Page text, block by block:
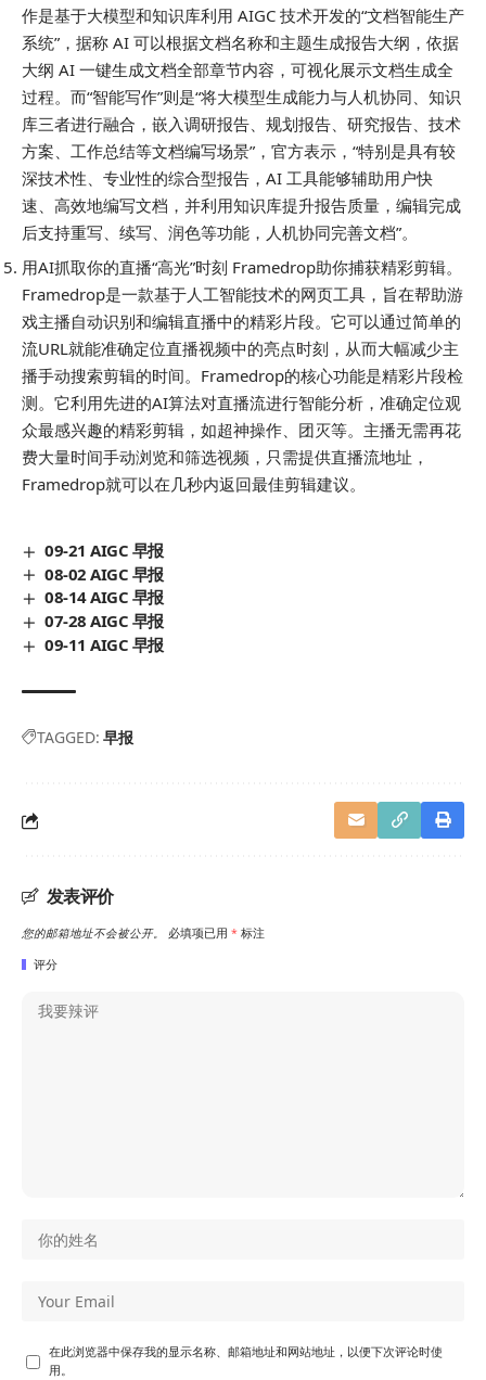
作是基于大模型和知识库利用 AIGC 技术开发的“文档智能生产
系统”，据称 AI 可以根据文档名称和主题生成报告大纲，依据
大纲 AI 一键生成文档全部章节内容，可视化展示文档生成全
过程。而“智能写作”则是“将大模型生成能力与人机协同、知识
库三者进行融合，嵌入调研报告、规划报告、研究报告、技术
方案、工作总结等文档编写场景”，官方表示，“特别是具有较
深技术性、专业性的综合型报告，AI 工具能够辅助用户快
速、高效地编写文档，并利用知识库提升报告质量，编辑完成
后支持重写、续写、润色等功能，人机协同完善文档”。
用AI抓取你的直播“高光”时刻 Framedrop助你捕获精彩剪辑。
Framedrop是一款基于人工智能技术的网页工具，旨在帮助游
戏主播自动识别和编辑直播中的精彩片段。它可以通过简单的
流URL就能准确定位直播视频中的亮点时刻，从而大幅减少主
播手动搜索剪辑的时间。Framedrop的核心功能是精彩片段检
测。它利用先进的AI算法对直播流进行智能分析，准确定位观
众最感兴趣的精彩剪辑，如超神操作、团灭等。主播无需再花
费大量时间手动浏览和筛选视频，只需提供直播流地址，
Framedrop就可以在几秒内返回最佳剪辑建议。
09-21 AIGC 早报
08-02 AIGC 早报
08-14 AIGC 早报
07-28 AIGC 早报
09-11 AIGC 早报
TAGGED: 早报
发表评价
您的邮箱地址不会被公开。 必填项已用 * 标注
评分
在此浏览器中保存我的显示名称、邮箱地址和网站地址，以便下次评论时使
用。